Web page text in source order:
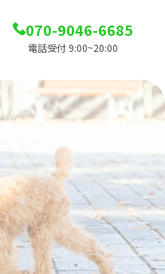
070-9046-6685
電話受付 9:00~20:00